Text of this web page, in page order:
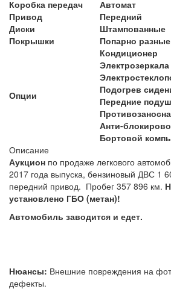
Коробка передач
Автомат
Привод
Передний
Диски
Штампованные
Покрышки
Попарно разные
Опции
Кондиционер
Электрозеркала
Подогрев
Передние
Анти-
Бортовой
Описание
Аукцион по продаже легкового
2017 года выпуска, бензиновый ДВС 1
передний привод. Пробег 357 896 км.
установлено ГБО (метан)!
Автомобиль заводится и едет.
Нюансы: Внешние повреждения на
дефекты.